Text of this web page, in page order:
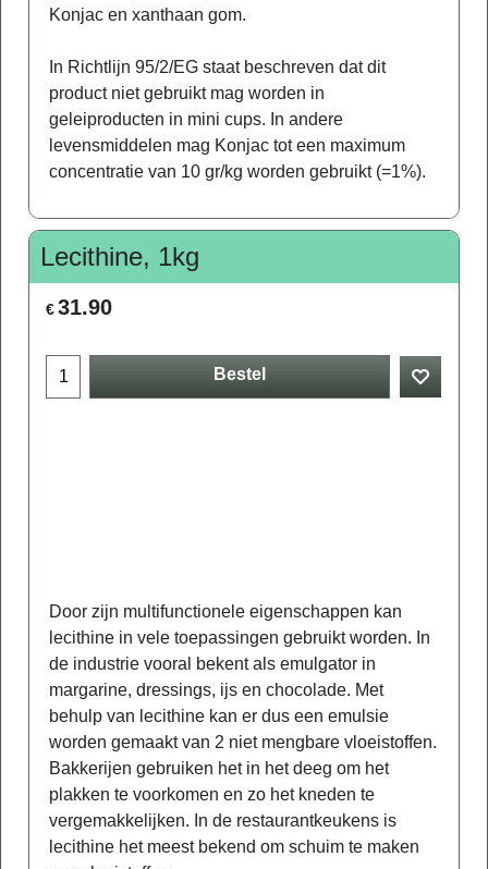
Konjac en xanthaan gom.
In Richtlijn 95/2/EG staat beschreven dat dit
product niet gebruikt mag worden in
geleiproducten in mini cups. In andere
levensmiddelen mag Konjac tot een maximum
concentratie van 10 gr/kg worden gebruikt (=1%).
Lecithine, 1kg
€31.90
Bestel
Door zijn multifunctionele eigenschappen kan
lecithine in vele toepassingen gebruikt worden. In
de industrie vooral bekent als emulgator in
margarine, dressings, ijs en chocolade. Met
behulp van lecithine kan er dus een emulsie
worden gemaakt van 2 niet mengbare vloeistoffen.
Bakkerijen gebruiken het in het deeg om het
plakken te voorkomen en zo het kneden te
vergemakkelijken. In de restaurantkeukens is
lecithine het meest bekend om schuim te maken